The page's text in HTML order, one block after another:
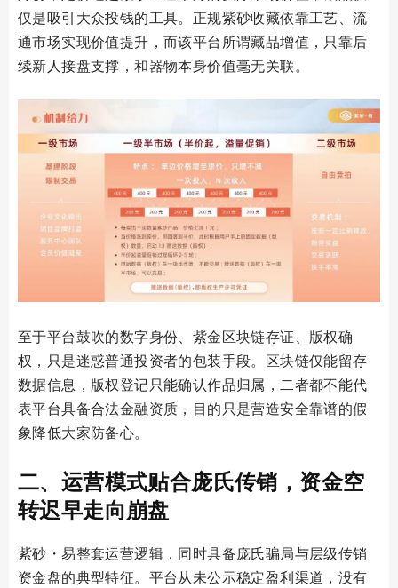
仅是吸引大众投钱的工具。正规紫砂收藏依靠工艺、流
通市场实现价值提升，而该平台所谓藏品增值，只靠后
续新人接盘支撑，和器物本身价值毫无关联。
至于平台鼓吹的数字身份、紫金区块链存证、版权确
权，只是迷惑普通投资者的包装手段。区块链仅能留存
数据信息，版权登记只能确认作品归属，二者都不能代
表平台具备合法金融资质，目的只是营造安全靠谱的假
象降低大家防备心。
二、运营模式贴合庞氏传销，资金空
转迟早走向崩盘
紫砂・易整套运营逻辑，同时具备庞氏骗局与层级传销
资金盘的典型特征。平台从未公示稳定盈利渠道，没有